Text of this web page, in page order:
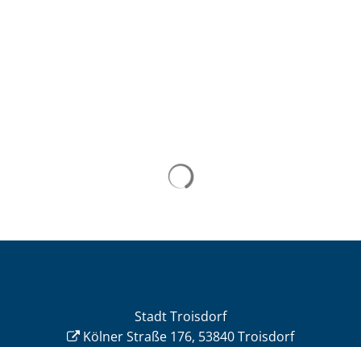
Stadt Troisdorf
Kölner Straße 176, 53840 Troisdorf